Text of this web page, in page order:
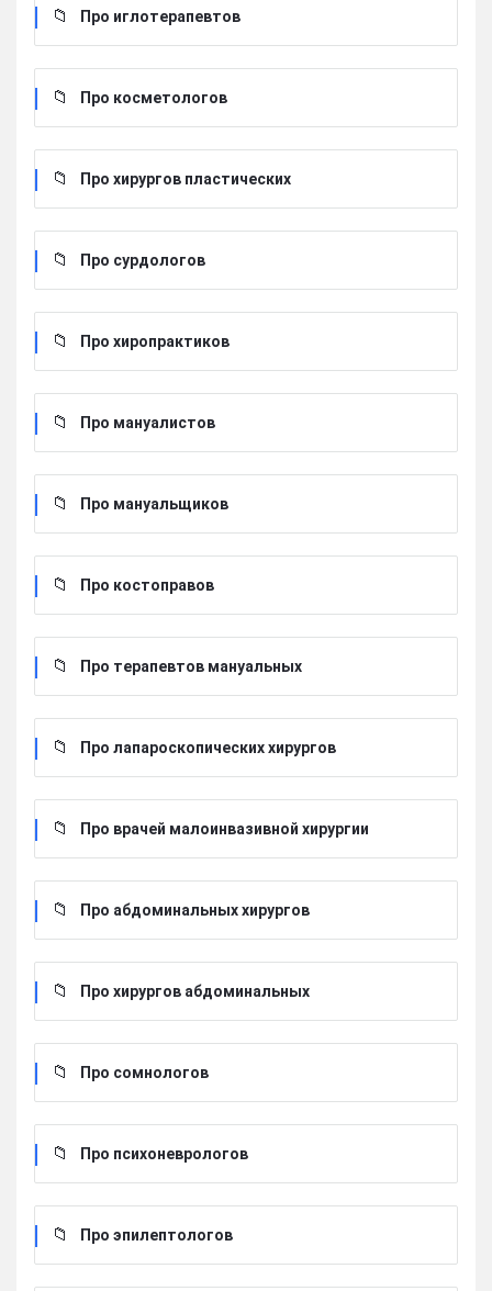
Про иглотерапевтов
Про косметологов
Про хирургов пластических
Про сурдологов
Про хиропрактиков
Про мануалистов
Про мануальщиков
Про костоправов
Про терапевтов мануальных
Про лапароскопических хирургов
Про врачей малоинвазивной хирургии
Про абдоминальных хирургов
Про хирургов абдоминальных
Про сомнологов
Про психоневрологов
Про эпилептологов